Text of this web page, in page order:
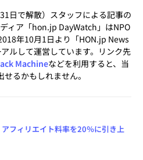
日で解散）スタッフによる記事の
ィア「hon.jp DayWatch」はNPO
年10月1日より「HON.jp News
ルして運営しています。リンク先
Machineなどを利用すると、当
るかもしれません。
フィリエイト料率を20％に引き上